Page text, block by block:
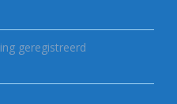
geregistreerd